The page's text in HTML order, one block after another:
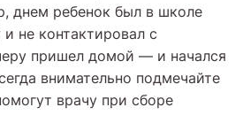
днем ребенок был в школе
не контактировал с
пришел домой — и начался
внимательно подмечайте
врачу при сборе